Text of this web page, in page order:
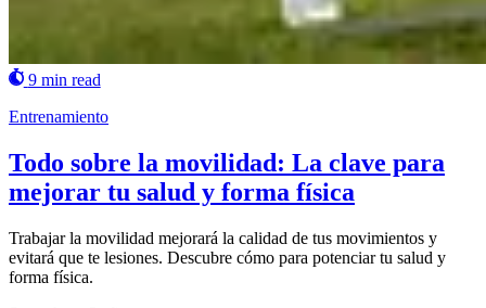
9 min read
Entrenamiento
Todo sobre la movilidad: La clave para
mejorar tu salud y forma física
Trabajar la movilidad mejorará la calidad de tus movimientos y
evitará que te lesiones. Descubre cómo para potenciar tu salud y
forma física.